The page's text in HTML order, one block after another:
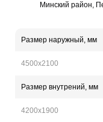
Размер наружный, мм
4500х2100
Размер внутрений, мм
4200х1900
Минский район,